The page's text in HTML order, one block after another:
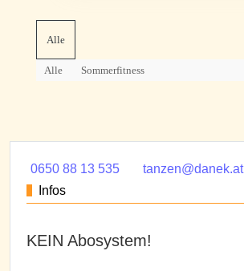
Alle
Alle Sommerfitness
0650 88 13 535
tanzen@danek.at
Infos
KEIN Abosystem!